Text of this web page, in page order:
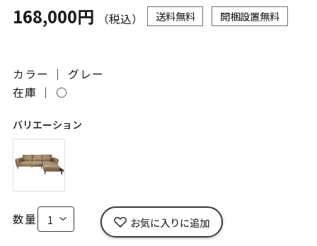
168,000円 （税込） 送料無料 開梱設置無料
カラー ｜ グレー
在庫 ｜ ○
バリエーション
数量 お気に入りに追加